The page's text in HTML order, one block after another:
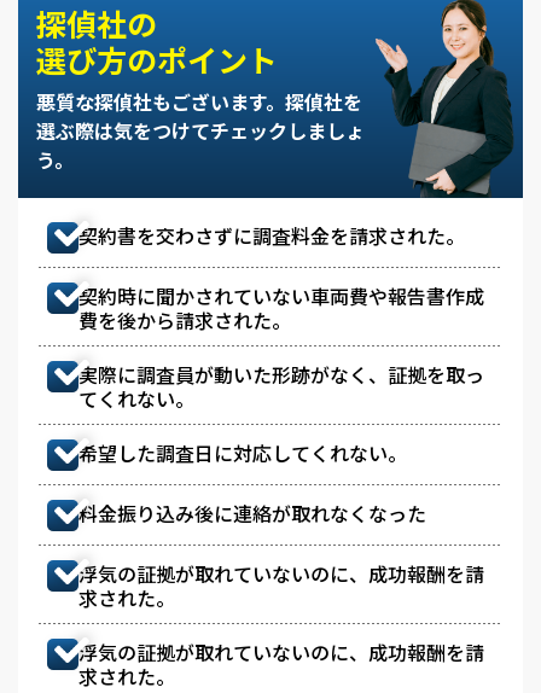
探偵社の
選び方のポイント
悪質な探偵社もございます。 探偵社を
選ぶ際は気をつけてチェックしましょ
う。
契約書を交わさずに調査料金を請求された。
契約時に聞かされていない車両費や報告書作成
費を後から請求された。
実際に調査員が動いた形跡がなく、証拠を取っ
てくれない。
希望した調査日に対応してくれない。
料金振り込み後に連絡が取れなくなった
浮気の証拠が取れていないのに、成功報酬を請
求された。
浮気の証拠が取れていないのに、成功報酬を請
求された。